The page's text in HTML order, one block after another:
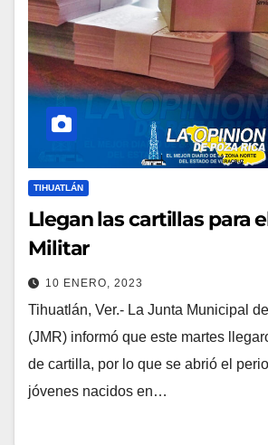
TIHUATLÁN
Llegan las cartillas para
Militar
10 ENERO, 2023
Tihuatlán, Ver.- La Junta Municipal
(JMR) informó que este martes
de cartilla, por lo que se abrió el
jóvenes nacidos en…